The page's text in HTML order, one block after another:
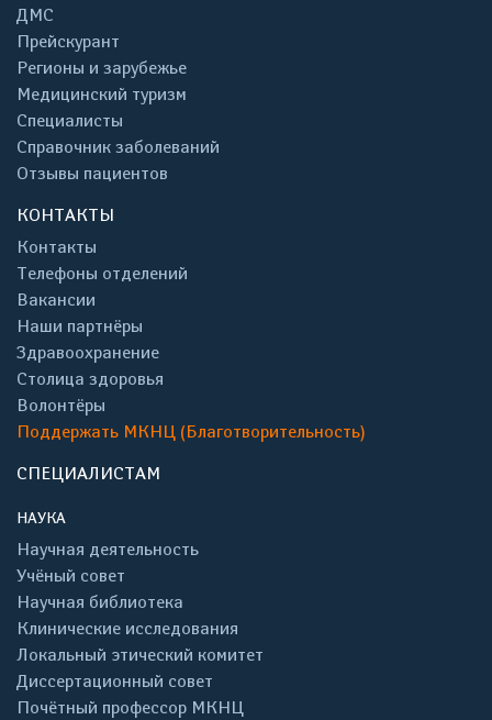
ДМС
Прейскурант
Регионы и зарубежье
Медицинский туризм
Специалисты
Справочник заболеваний
Отзывы пациентов
КОНТАКТЫ
Контакты
Телефоны отделений
Вакансии
Наши партнёры
Здравоохранение
Столица здоровья
Волонтёры
Поддержать МКНЦ (Благотворительность)
СПЕЦИАЛИСТАМ
НАУКА
Научная деятельность
Учёный совет
Научная библиотека
Клинические исследования
Локальный этический комитет
Диссертационный совет
Почётный профессор МКНЦ